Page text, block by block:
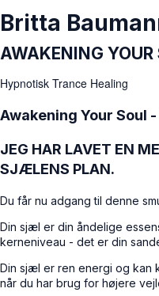
Britta
AWAKENING YOUR
Hypnotisk Trance Healing
Awakening Your Soul
JEG HAR LAVET EN
SJÆLENS PLAN.
Du får nu adgang til denne
Din sjæl er din åndelige
kerneniveau - det er din
Din sjæl er ren energi og kan
når du har brug for højere